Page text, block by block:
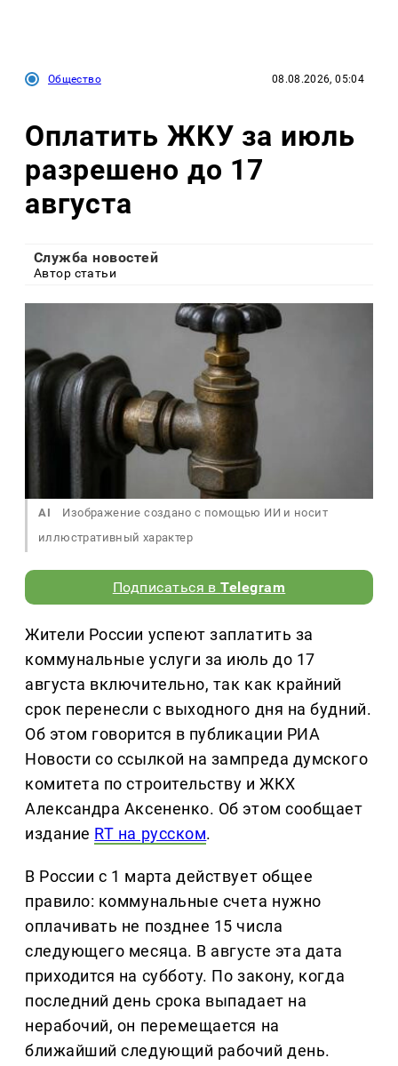
Общество 08.08.2026, 05:04
Оплатить ЖКУ за июль
разрешено до 17
августа
Служба новостей
Автор статьи
AI
Изображение создано с помощью ИИ и носит
иллюстративный характер
Подписаться вTelegram
Жители России успеют заплатить за
коммунальные услуги за июль до 17
августа включительно, так как крайний
срок перенесли с выходного дня на будний.
Об этом говорится в публикации РИА
Новости со ссылкой на зампреда думского
комитета по строительству и ЖКХ
Александра Аксененко. Об этом сообщает
издание RT на русском.
В России с 1 марта действует общее
правило: коммунальные счета нужно
оплачивать не позднее 15 числа
следующего месяца. В августе эта дата
приходится на субботу. По закону, когда
последний день срока выпадает на
нерабочий, он перемещается на
ближайший следующий рабочий день.